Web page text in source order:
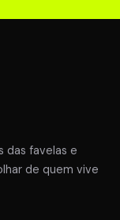
das favelas e
de quem vive